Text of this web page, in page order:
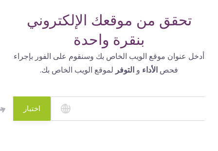
مواقع
الويب
الإنترنت
التشغيل
تحقق من موقعك الإلكتروني
بنقرة واحدة
أدخل عنوان موقع الويب الخاص بك وسنقوم على الفور بإجراء
فحصالأداءو التوفرلموقع الويب الخاص بك.
اختبار